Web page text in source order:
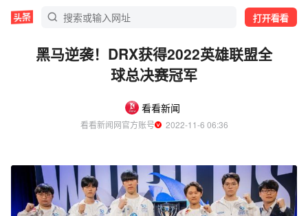
打开看看
黑马逆袭！DRX获得2022英雄联盟全
球总决赛冠军
看看新闻
看看新闻网官方账号
  2022-11-6 06:36